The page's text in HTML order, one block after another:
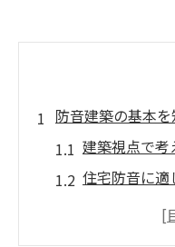
防音建築の基本
建築視点で
住宅防音に
快適な住環